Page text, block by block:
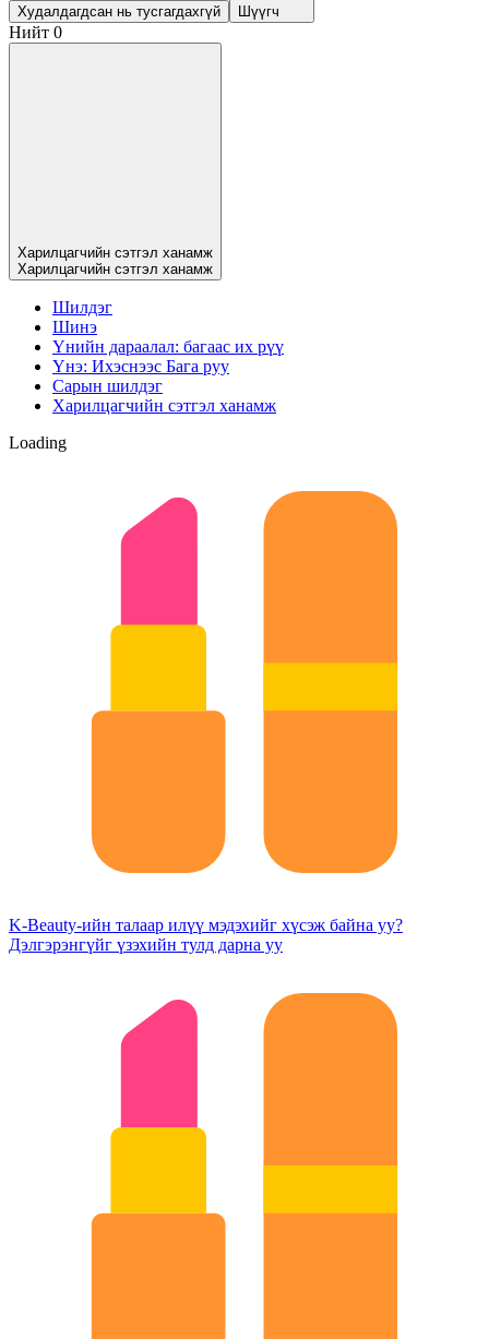
Худалдагдсан нь тусгагдахгүй Шүүгч
Нийт 0
Харилцагчийн сэтгэл ханамж
Харилцагчийн сэтгэл ханамж
Шилдэг
Шинэ
Үнийн дараалал: багаас их рүү
Үнэ: Ихэснээс Бага руу
Сарын шилдэг
Харилцагчийн сэтгэл ханамж
Loading
K-Beauty-ийн талаар илүү мэдэхийг хүсэж байна уу?
Дэлгэрэнгүйг үзэхийн тулд дарна уу